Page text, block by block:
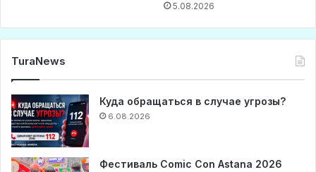
5.08.2026
TuraNews
Куда обращаться в случае угрозы?
6.08.2026
Фестиваль Comic Con Astana 2026